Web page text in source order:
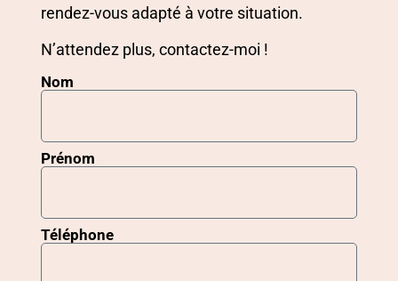
rendez-vous adapté à votre situation.
N’attendez plus, contactez-moi !
Nom
Prénom
Téléphone